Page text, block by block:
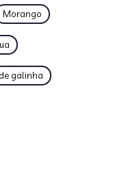
Morango
galinha